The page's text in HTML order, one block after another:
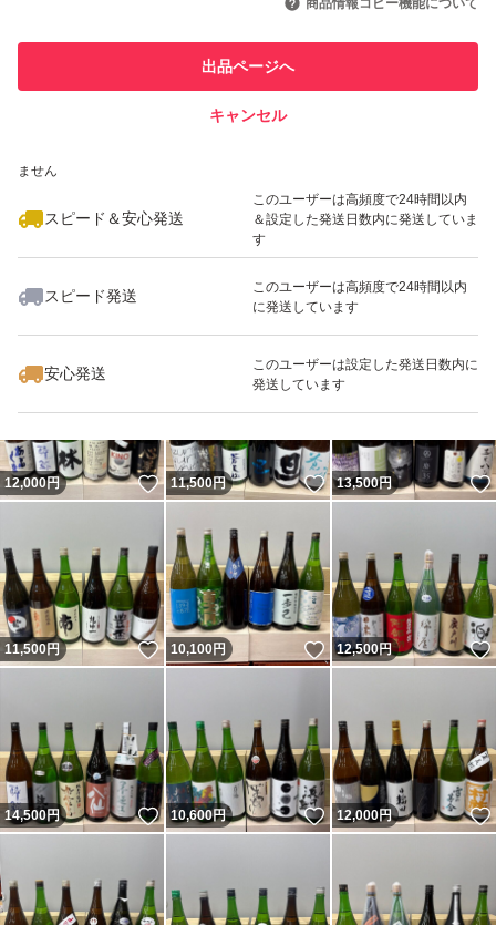
での取引実績があります
ません
スピード＆安心発送
このユーザーは高頻度で24時間以内
＆設定した発送日数内に発送していま
す
スピード発送
このユーザーは高頻度で24時間以内
に発送しています
安心発送
このユーザーは設定した発送日数内に
発送しています
商品情報コピー機能について
出品ページへ
キャンセル
いいね！
11,500
12,000円 いいね！
11,500円 いいね！
13,500円
11,500円 いいね！
10,100円 いいね！
12,500円
14,500円 いいね！
10,600円 いいね！
12,000円